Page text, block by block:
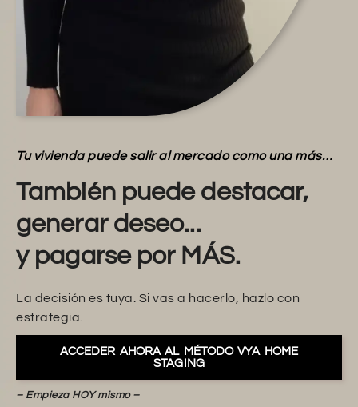
Tu vivienda puede salir al mercado como una más…
También puede destacar,
generar deseo...
y pagarse por MÁS.
La decisión es tuya. Si vas a hacerlo, hazlo con
estrategia.
ACCEDER AHORA AL MÉTODO VYA HOME
STAGING
– Empieza HOY mismo –